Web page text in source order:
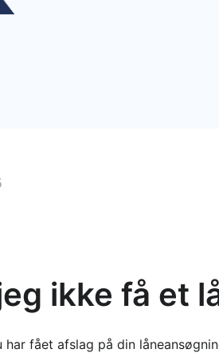
ikke få et
fået afslag på din